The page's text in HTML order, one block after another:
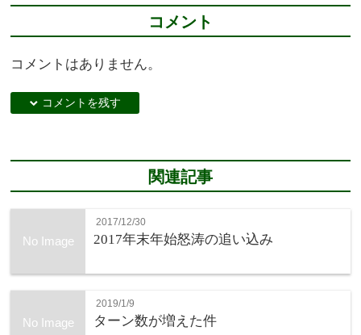
コメント
コメントはありません。
down コメントを残す
関連記事
No Image
2017/12/30
2017年末年始怒涛の追い込み
No Image
2019/1/9
ターン数が増えた件